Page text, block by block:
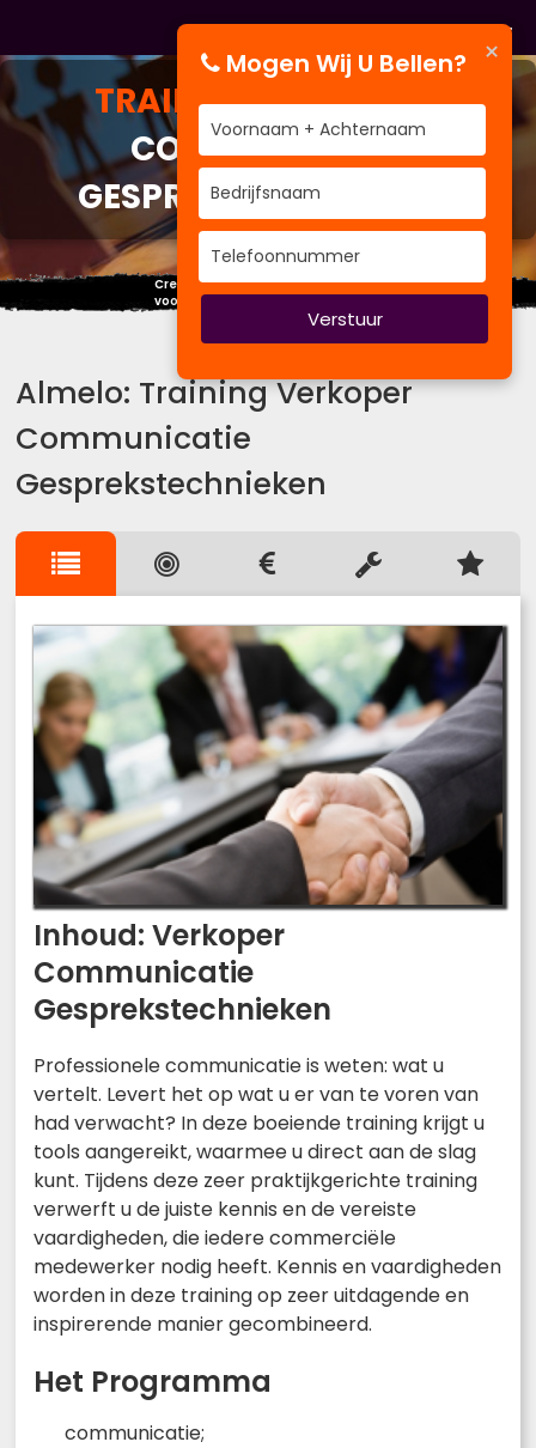
TRAININGVERKOPER
COMMUNICATIE
GESPREKSTECHNIEKEN
Creëer nu je eigen toekomst,
voordat een ander het voor je doet.
Almelo: Training Verkoper
Communicatie
Gesprekstechnieken
Inhoud: Verkoper
Communicatie
Gesprekstechnieken
Professionele communicatie is weten: wat u
vertelt. Levert het op wat u er van te voren van
had verwacht? In deze boeiende training krijgt u
tools aangereikt, waarmee u direct aan de slag
kunt. Tijdens deze zeer praktijkgerichte training
verwerft u de juiste kennis en de vereiste
vaardigheden, die iedere commerciële
medewerker nodig heeft. Kennis en vaardigheden
worden in deze training op zeer uitdagende en
inspirerende manier gecombineerd.
Het Programma
communicatie;
×
Mogen Wij U Bellen?
Verstuur